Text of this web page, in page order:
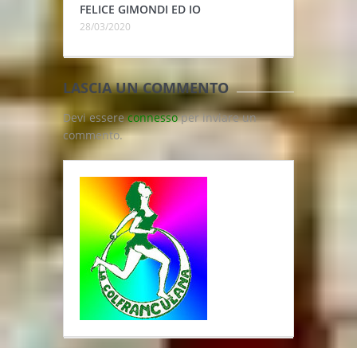
FELICE GIMONDI ED IO
28/03/2020
LASCIA UN COMMENTO
Devi essereconnessoper inviare un
commento.